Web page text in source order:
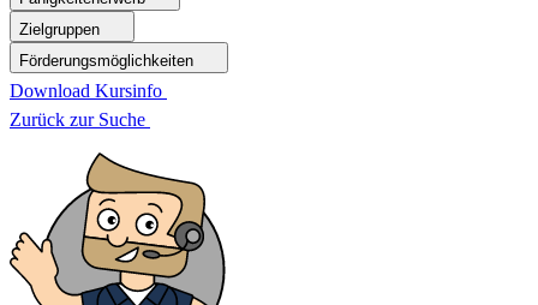
Zielgruppen
Förderungsmöglichkeiten
Download Kursinfo
Zurück zur Suche